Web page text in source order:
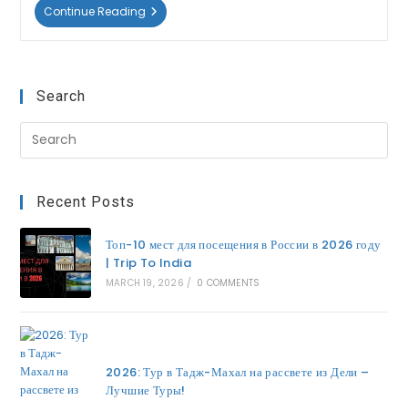
Continue Reading
Search
Recent Posts
Топ-10 мест для посещения в России в 2026 году
| Trip To India
MARCH 19, 2026 / 0 COMMENTS
2026: Тур в Тадж-Махал на рассвете из Дели –
Лучшие Туры!